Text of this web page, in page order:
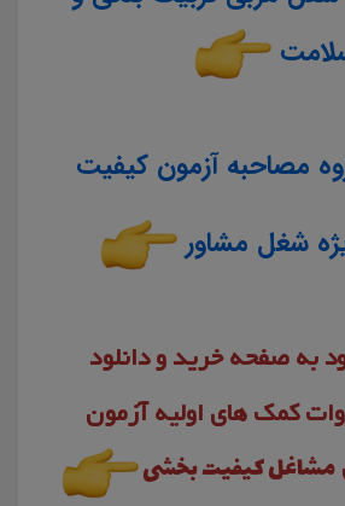
مصاحبه آزمون کیفیت
شغل مشاور
به صفحه خرید و دانلود
کمک های اولیه آزمون
مشاغل کیفیت بخشی